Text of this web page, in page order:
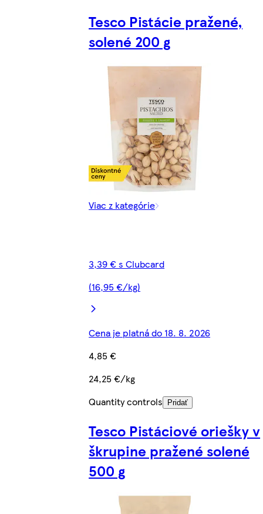
Tesco Pistácie pražené,
solené 200 g
Viac z kategórie
3,39 € s Clubcard
(16,95 €/kg)
Cena je platná do 18. 8. 2026
4,85 €
24,25 €/kg
Quantity controls
Pridať
Tesco Pistáciové oriešky v
škrupine pražené solené
500 g